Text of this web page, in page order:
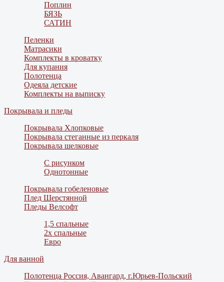
Поплин
БЯЗЬ
САТИН
Пеленки
Матрасики
Комплекты в кроватку
Для купания
Полотенца
Одеяла детские
Комплекты на выписку
Покрывала и пледы
Покрывала Хлопковые
Покрывала стеганные из перкаля
Покрывала шелковые
С рисунком
Однотонные
Покрывала гобеленовые
Плед Шерстянной
Пледы Велсофт
1,5 спальные
2х спальные
Евро
Для ванной
Полотенца Россия, Авангард, г.Юрьев-Польский